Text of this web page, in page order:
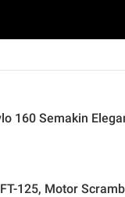
160 Semakin
125, Motor